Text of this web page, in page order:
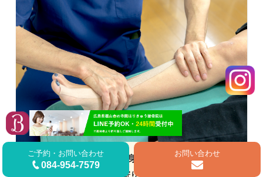
ご予約・お問い合わせ
084-954-7579
お問い合わせ
症状の原因を探し当て、身体を根本から改善
長年お客様の痛みや症状と寄り添ってきた経験を基に、そ